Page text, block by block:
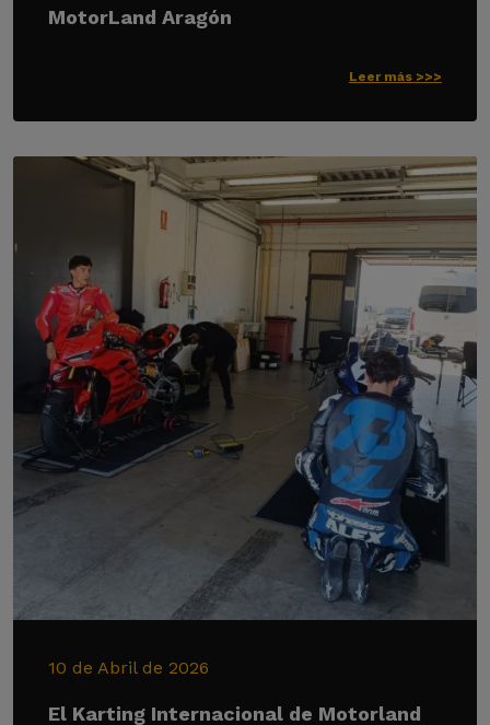
MotorLand Aragón
Leer más >>>
10 de Abril de 2026
El Karting Internacional de Motorland